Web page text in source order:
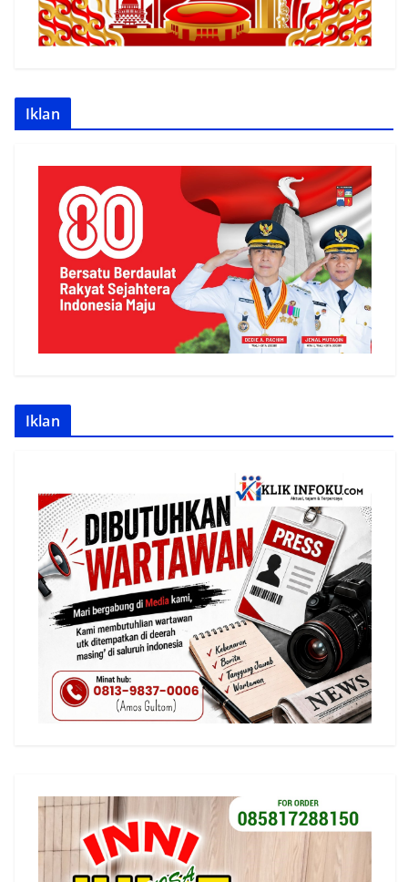
Iklan
Iklan